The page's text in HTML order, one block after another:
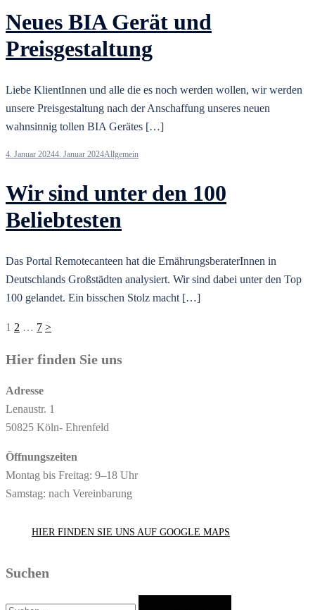
Neues BIA Gerät und
Preisgestaltung
Liebe KlientInnen und alle die es noch werden wollen, wir werden
unsere Preisgestaltung nach der Anschaffung unseres neuen
wahnsinnig tollen BIA Gerätes […]
4. Januar 20244. Januar 2024Allgemein
Wir sind unter den 100
Beliebtesten
Das Portal Remotecanteen hat die ErnährungsberaterInnen in
Deutschlands Großstädten analysiert. Wir sind dabei unter den Top
100 gelandet. Ein bisschen Stolz macht […]
Seitennummerierung
Beiträge
1 2 … 7 >
Hier finden Sie uns
Adresse
Lenaustr. 1
50825 Köln- Ehrenfeld
Öffnungszeiten
Montag bis Freitag: 9–18 Uhr
Samstag: nach Vereinbarung
HIER FINDEN SIE UNS AUF GOOGLE MAPS
Suchen
Suchen